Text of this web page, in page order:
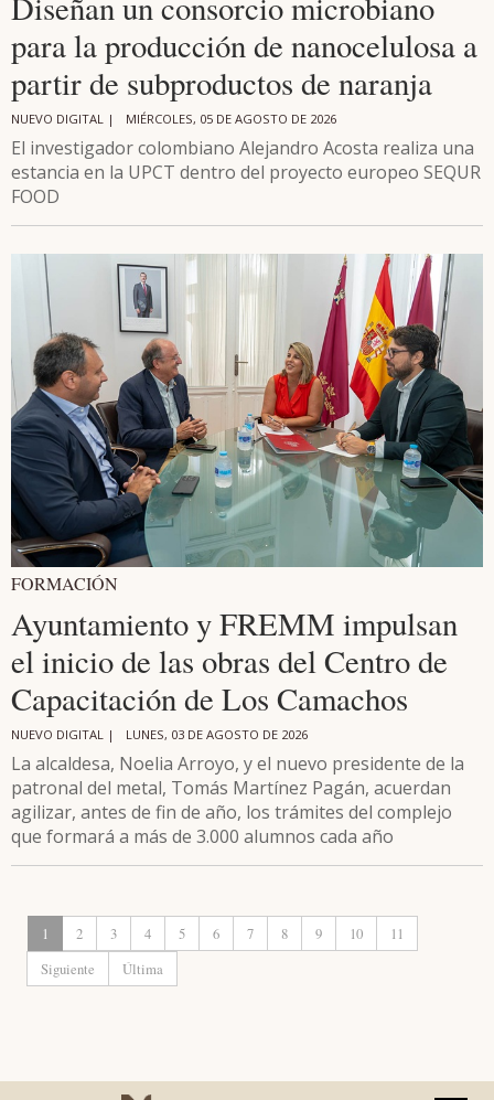
para la producción de nanocelulosa a
partir de subproductos de naranja
NUEVO DIGITAL | MIÉRCOLES, 05 DE AGOSTO DE 2026
El investigador colombiano Alejandro Acosta realiza una
estancia en la UPCT dentro del proyecto europeo SEQUR
FOOD
FORMACIÓN
Ayuntamiento y FREMM impulsan
el inicio de las obras del Centro de
Capacitación de Los Camachos
NUEVO DIGITAL | LUNES, 03 DE AGOSTO DE 2026
La alcaldesa, Noelia Arroyo, y el nuevo presidente de la
patronal del metal, Tomás Martínez Pagán, acuerdan
agilizar, antes de fin de año, los trámites del complejo
que formará a más de 3.000 alumnos cada año
1 2 3 4 5 6 7 8 9 10
11
Siguiente
Última